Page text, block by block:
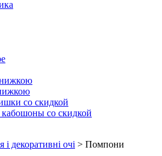
со скидкой
со скидкой
декоративні очі > Помпони